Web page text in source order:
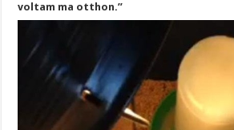
voltam ma otthon.”